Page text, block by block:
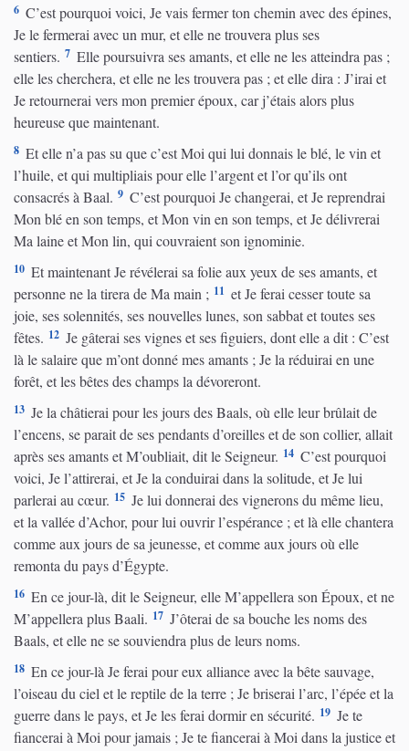
6 C’est pourquoi voici, Je vais fermer ton chemin avec des épines,
Je le fermerai avec un mur, et elle ne trouvera plus ses
sentiers. 7 Elle poursuivra ses amants, et elle ne les atteindra pas ;
elle les cherchera, et elle ne les trouvera pas ; et elle dira : J’irai et
Je retournerai vers mon premier époux, car j’étais alors plus
heureuse que maintenant.
8 Et elle n’a pas su que c’est Moi qui lui donnais le blé, le vin et
l’huile, et qui multipliais pour elle l’argent et l’or qu’ils ont
consacrés à Baal. 9 C’est pourquoi Je changerai, et Je reprendrai
Mon blé en son temps, et Mon vin en son temps, et Je délivrerai
Ma laine et Mon lin, qui couvraient son ignominie.
10 Et maintenant Je révélerai sa folie aux yeux de ses amants, et
personne ne la tirera de Ma main ; 11 et Je ferai cesser toute sa
joie, ses solennités, ses nouvelles lunes, son sabbat et toutes ses
fêtes. 12 Je gâterai ses vignes et ses figuiers, dont elle a dit : C’est
là le salaire que m’ont donné mes amants ; Je la réduirai en une
forêt, et les bêtes des champs la dévoreront.
13 Je la châtierai pour les jours des Baals, où elle leur brûlait de
l’encens, se parait de ses pendants d’oreilles et de son collier, allait
après ses amants et M’oubliait, dit le Seigneur. 14 C’est pourquoi
voici, Je l’attirerai, et Je la conduirai dans la solitude, et Je lui
parlerai au cœur. 15 Je lui donnerai des vignerons du même lieu,
et la vallée d’Achor, pour lui ouvrir l’espérance ; et là elle chantera
comme aux jours de sa jeunesse, et comme aux jours où elle
remonta du pays d’Égypte.
16 En ce jour-là, dit le Seigneur, elle M’appellera son Époux, et ne
M’appellera plus Baali. 17 J’ôterai de sa bouche les noms des
Baals, et elle ne se souviendra plus de leurs noms.
18 En ce jour-là Je ferai pour eux alliance avec la bête sauvage,
l’oiseau du ciel et le reptile de la terre ; Je briserai l’arc, l’épée et la
guerre dans le pays, et Je les ferai dormir en sécurité. 19 Je te
fiancerai à Moi pour jamais ; Je te fiancerai à Moi dans la justice et